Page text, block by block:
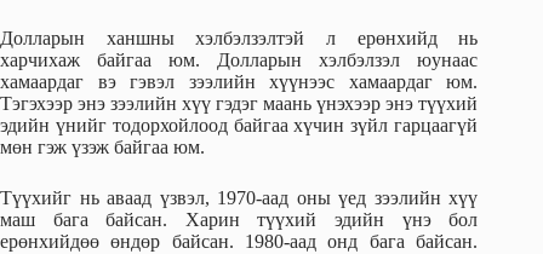
Долларын ханшны хэлбэлзэлтэй л ерөнхийд нь
харчихаж байгаа юм. Долларын хэлбэлзэл юунаас
хамаардаг вэ гэвэл зээлийн хүүнээс хамаардаг юм.
Тэгэхээр энэ зээлийн хүү гэдэг маань үнэхээр энэ түүхий
эдийн үнийг тодорхойлоод байгаа хүчин зүйл гарцаагүй
мөн гэж үзэж байгаа юм.
Түүхийг нь аваад үзвэл, 1970-аад оны үед зээлийн хүү
маш бага байсан. Харин түүхий эдийн үнэ бол
ерөнхийдөө өндөр байсан. 1980-аад онд бага байсан.